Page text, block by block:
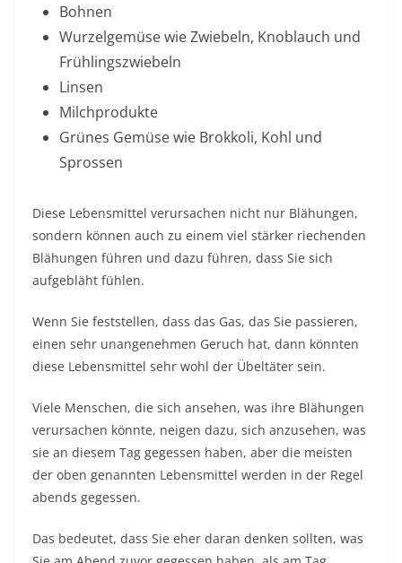
Bohnen
Wurzelgemüse wie Zwiebeln, Knoblauch und
Frühlingszwiebeln
Linsen
Milchprodukte
Grünes Gemüsewie Brokkoli, Kohl und
Sprossen
Diese Lebensmittel verursachen nicht nur Blähungen,
sondern können auch zu einem viel stärker riechenden
Blähungen führen und dazu führen, dass Sie sich
aufgebläht fühlen.
Wenn Sie feststellen, dass das Gas, das Sie passieren,
einen sehr unangenehmen Geruch hat, dann könnten
diese Lebensmittel sehr wohl der Übeltäter sein.
Viele Menschen, die sich ansehen, was ihre Blähungen
verursachen könnte, neigen dazu, sich anzusehen, was
sie an diesem Tag gegessen haben, aber die meisten
der oben genannten Lebensmittel werden in der Regel
abends gegessen.
Das bedeutet, dass Sie eher daran denken sollten, was